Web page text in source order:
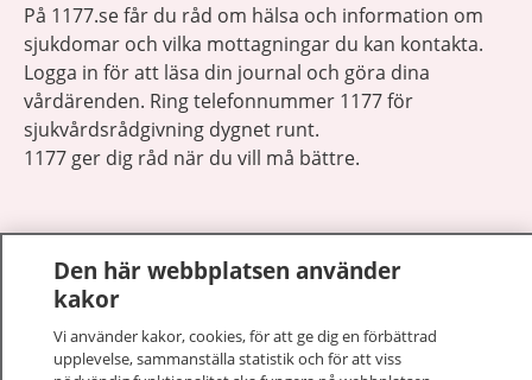
På 1177.se får du råd om hälsa och information om
sjukdomar och vilka mottagningar du kan kontakta.
Logga in för att läsa din journal och göra dina
vårdärenden. Ring telefonnummer 1177 för
sjukvårdsrådgivning dygnet runt.
1177 ger dig råd när du vill må bättre.
Den här webbplatsen använder
kakor
Vi använder kakor, cookies, för att ge dig en förbättrad
upplevelse, sammanställa statistik och för att viss